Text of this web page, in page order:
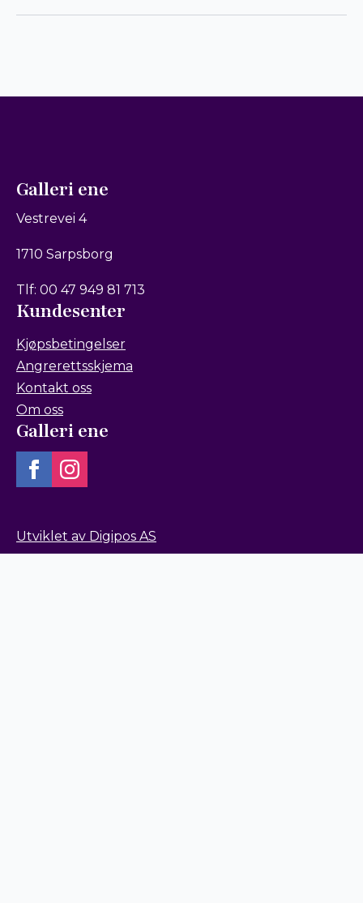
Galleri ene
Vestrevei 4
1710 Sarpsborg
Tlf: 00 47 949 81 713
Kundesenter
Kjøpsbetingelser
Angrerettsskjema
Kontakt oss
Om oss
Galleri ene
Utviklet av Digipos AS